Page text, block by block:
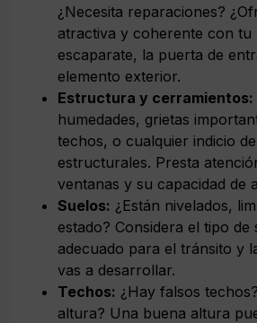
¿Necesita reparaciones?
atractiva y coherente con tu
escaparate, la puerta de
elemento exterior.
Estructura y cerramientos:
humedades, grietas
techos, o cualquier indicio
estructurales. Presta
ventanas y su capacidad de
Suelos: ¿Están nivelados,
estado? Considera el tipo de
adecuado para el tránsito y
vas a desarrollar.
Techos: ¿Hay falsos
altura? Una buena altura